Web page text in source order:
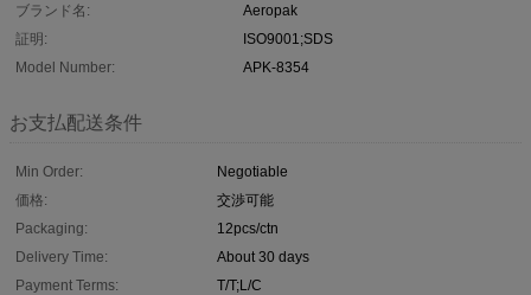
ブランド名:
Aeropak
証明:
ISO9001;SDS
Model Number:
APK-8354
お支払配送条件
Min Order:
Negotiable
価格:
交渉可能
Packaging:
12pcs/ctn
Delivery Time:
About 30 days
Payment Terms:
T/T;L/C